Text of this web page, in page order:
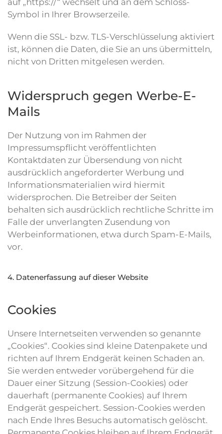
auf „https://“ wechselt und an dem Schloss-
Symbol in Ihrer Browserzeile.
Wenn die SSL- bzw. TLS-Verschlüsselung aktiviert
ist, können die Daten, die Sie an uns übermitteln,
nicht von Dritten mitgelesen werden.
Widerspruch gegen Werbe-E-
Mails
Der Nutzung von im Rahmen der
Impressumspflicht veröffentlichten
Kontaktdaten zur Übersendung von nicht
ausdrücklich angeforderter Werbung und
Informationsmaterialien wird hiermit
widersprochen. Die Betreiber der Seiten
behalten sich ausdrücklich rechtliche Schritte im
Falle der unverlangten Zusendung von
Werbeinformationen, etwa durch Spam-E-Mails,
vor.
4. Datenerfassung auf dieser Website
Cookies
Unsere Internetseiten verwenden so genannte
„Cookies“. Cookies sind kleine Datenpakete und
richten auf Ihrem Endgerät keinen Schaden an.
Sie werden entweder vorübergehend für die
Dauer einer Sitzung (Session-Cookies) oder
dauerhaft (permanente Cookies) auf Ihrem
Endgerät gespeichert. Session-Cookies werden
nach Ende Ihres Besuchs automatisch gelöscht.